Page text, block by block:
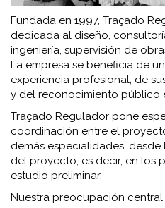
Fundada en 1997, Traçado
dedicada al diseño,
ingeniería, supervisión de
La empresa se beneficia de
experiencia profesional, de
y del reconocimiento público
Traçado Regulador pone
coordinación entre el
demás especialidades, desde
del proyecto, es decir, en los
estudio preliminar.
Nuestra preocupación